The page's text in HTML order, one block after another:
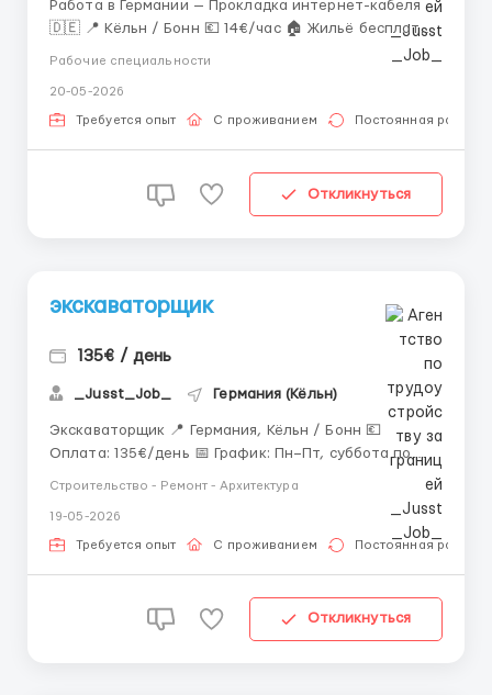
Работа в Германии — Прокладка интернет-кабеля
🇩🇪 📍 Кёльн / Бонн 💶 14€/час 🏠 Жильё бесплатно
🚐 Доезд предоставляется 📅 Пн–Пт + суббота по
Обязанности: • Прокладка интернет-кабеля •
Работа в траншеях и кабельных ...
Рабочие специальности
20-05-2026
Требуется опыт С проживанием Постоянная работа
Откликнуться
экскаваторщик
135€ / день
_Jusst_Job_ Германия (Кёльн)
Экскаваторщик 📍 Германия, Кёльн / Бонн 💶
Оплата: 135€/день 📅 График: Пн–Пт, суббота по
человека в комнате, есть все условия для
проживания 📌 Обязанности: — Управление экс...
Строительство - Ремонт - Архитектура
19-05-2026
Требуется опыт С проживанием Постоянная работа
Откликнуться